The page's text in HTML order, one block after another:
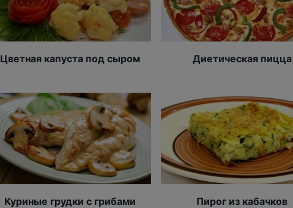
Цветная капуста под сыром
Куриные грудки с грибами
Диетическая пицца
Пирог из кабачков